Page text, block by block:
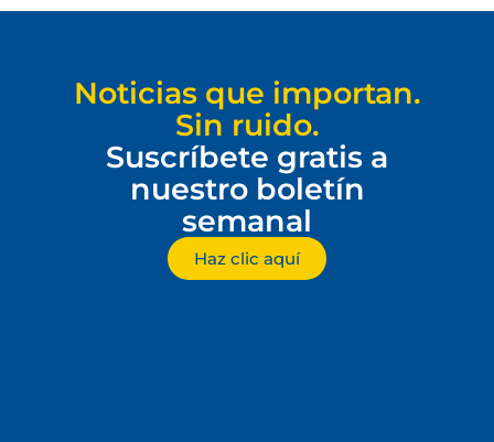
Noticias que importan.
Sin ruido.
Suscríbete gratis a
nuestro boletín
semanal
Haz clic aquí